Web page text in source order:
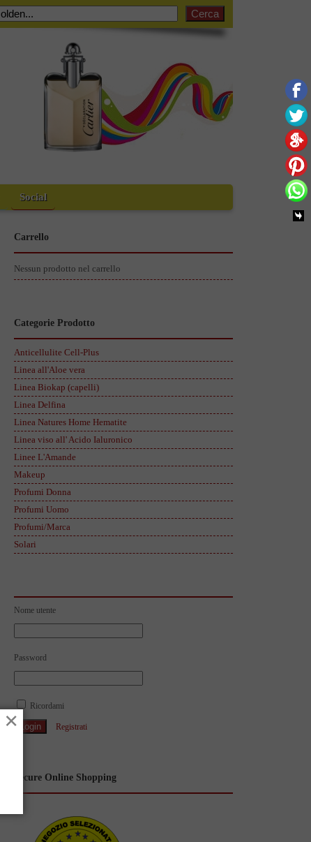
Social
Carrello
Nessun prodotto nel carrello
Categorie Prodotto
Anticellulite Cell-Plus
Linea all'Aloe vera
Linea Biokap (capelli)
Linea Delfina
Linea Natures Home Hematite
Linea viso all' Acido Ialuronico
Linee L'Amande
Makeup
Profumi Donna
Profumi Uomo
Profumi/Marca
Solari
Nome utente
Password
Ricordami
Registrati
Secure Online Shopping
×